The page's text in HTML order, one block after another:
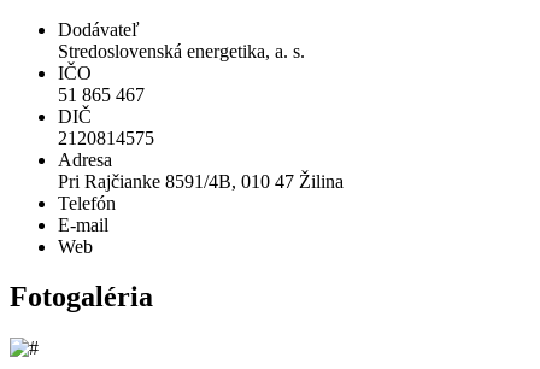
Dodávateľ
Stredoslovenská energetika, a. s.
IČO
51 865 467
DIČ
2120814575
Adresa
Pri Rajčianke 8591/4B, 010 47 Žilina
Telefón
E-mail
Web
Fotogaléria